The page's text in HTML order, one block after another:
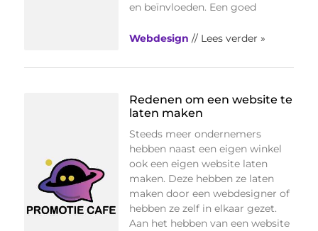
en beïnvloeden. Een goed
Webdesign // Lees verder »
Redenen om een website te
laten maken
Steeds meer ondernemers
hebben naast een eigen winkel
ook een eigen website laten
maken. Deze hebben ze laten
maken door een webdesigner of
hebben ze zelf in elkaar gezet.
Aan het hebben van een website